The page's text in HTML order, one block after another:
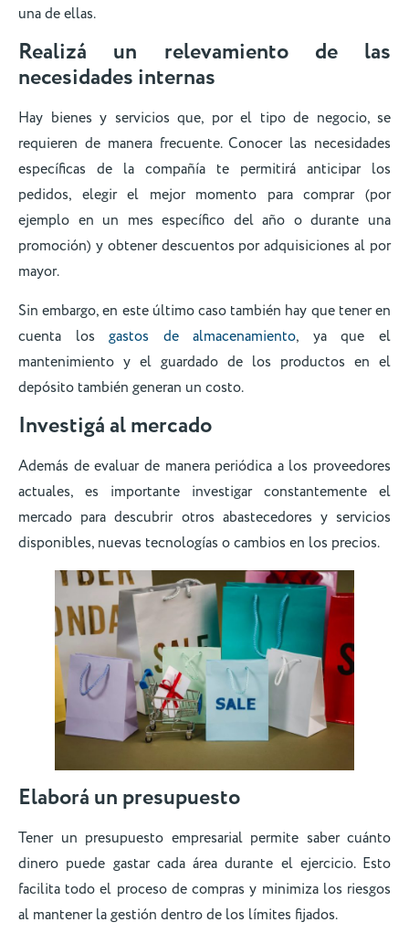
una de ellas.
Realizá un relevamiento de las
necesidades internas
Hay bienes y servicios que, por el tipo de negocio, se
requieren de manera frecuente. Conocer las necesidades
específicas de la compañía te permitirá anticipar los
pedidos, elegir el mejor momento para comprar (por
ejemplo en un mes específico del año o durante una
promoción) y obtener descuentos por adquisiciones al por
mayor.
Sin embargo, en este último caso también hay que tener en
cuenta losgastos de almacenamiento, ya que el
mantenimiento y el guardado de los productos en el
depósito también generan un costo.
Investigá al mercado
Además de evaluar de manera periódica a los proveedores
actuales, es importante investigar constantemente el
mercado para descubrir otros abastecedores y servicios
disponibles, nuevas tecnologías o cambios en los precios.
Elaborá un presupuesto
Tener un presupuesto empresarial permite saber cuánto
dinero puede gastar cada área durante el ejercicio. Esto
facilita todo el proceso de compras y minimiza los riesgos
al mantener la gestión dentro de los límites fijados.